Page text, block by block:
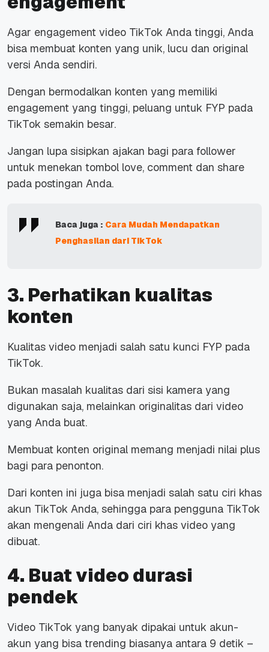
Agar engagement video TikTok Anda tinggi, Anda
bisa membuat konten yang unik, lucu dan original
versi Anda sendiri.
Dengan bermodalkan konten yang memiliki
engagement yang tinggi, peluang untuk FYP pada
TikTok semakin besar.
Jangan lupa sisipkan ajakan bagi para follower
untuk menekan tombol love, comment dan share
pada postingan Anda.
Baca juga : Cara Mudah Mendapatkan
Penghasilan dari TikTok
3. Perhatikan kualitas
konten
Kualitas video menjadi salah satu kunci FYP pada
TikTok.
Bukan masalah kualitas dari sisi kamera yang
digunakan saja, melainkan originalitas dari video
yang Anda buat.
Membuat konten original memang menjadi nilai plus
bagi para penonton.
Dari konten ini juga bisa menjadi salah satu ciri khas
akun TikTok Anda, sehingga para pengguna TikTok
akan mengenali Anda dari ciri khas video yang
dibuat.
4. Buat video durasi
pendek
Video TikTok yang banyak dipakai untuk akun-
akun yang bisa trending biasanya antara 9 detik –